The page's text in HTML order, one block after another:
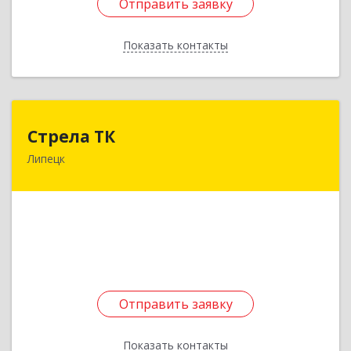
Отправить заявку
Показать контакты
Отправить заявку
Назад
Стрела ТК
Липецк
Отправить заявку
Показать контакты
398001, Липецкая обл, Липецк г, Советская ул,
Отправить заявку
Назад